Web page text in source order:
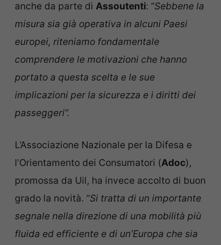
anche da parte di Assoutenti: “Sebbene la
misura sia già operativa in alcuni Paesi
europei, riteniamo fondamentale
comprendere le motivazioni che hanno
portato a questa scelta e le sue
implicazioni per la sicurezza e i diritti dei
passeggeri”.
L’Associazione Nazionale per la Difesa e
l’Orientamento dei Consumatori (Adoc),
promossa da Uil, ha invece accolto di buon
grado la novità. “Si tratta di un importante
segnale nella direzione di una mobilità più
fluida ed efficiente e di un’Europa che sia